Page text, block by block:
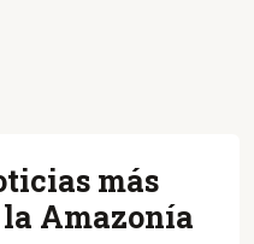
más
Amazonía